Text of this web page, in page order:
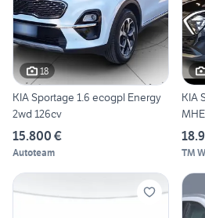
18
KIA Sportage 1.6 ecogpl Energy
2wd 126cv
15.800 €
Autoteam
KIA
TM